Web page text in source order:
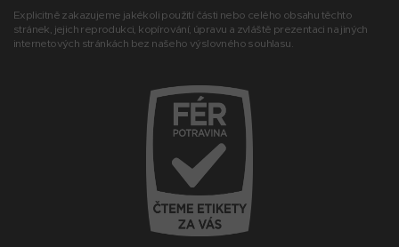
Explicitně zakazujeme jakékoli použití části nebo celého obsahu těchto
stránek, jejich reprodukci, kopírování, úpravu a zvláště prezentaci na jiných
internetových stránkách bez našeho výslovného souhlasu.